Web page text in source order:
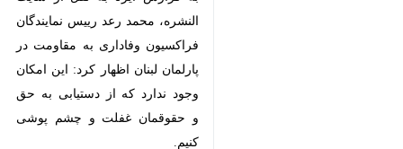
فراکسیون وفاداری به مقاومت در
پارلمان لبنان اظهار کرد: این امکان
وجود ندارد که از دستیابی به حق و
حقوقمان غفلت و چشم پوشی کنیم.
وی افزود: ما خوب می دانیم که حتی
درصورت ترسیم مرزها و دستیابی به